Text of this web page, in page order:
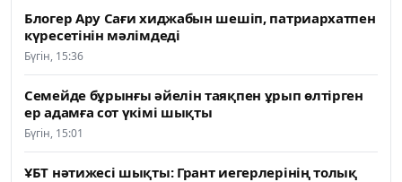
Блогер Ару Сағи хиджабын шешіп, патриархатпен
күресетінін мәлімдеді
Бүгін, 15:36
Семейде бұрынғы әйелін таяқпен ұрып өлтірген
ер адамға сот үкімі шықты
Бүгін, 15:01
ҰБТ нәтижесі шықты: Грант иегерлерінің толық